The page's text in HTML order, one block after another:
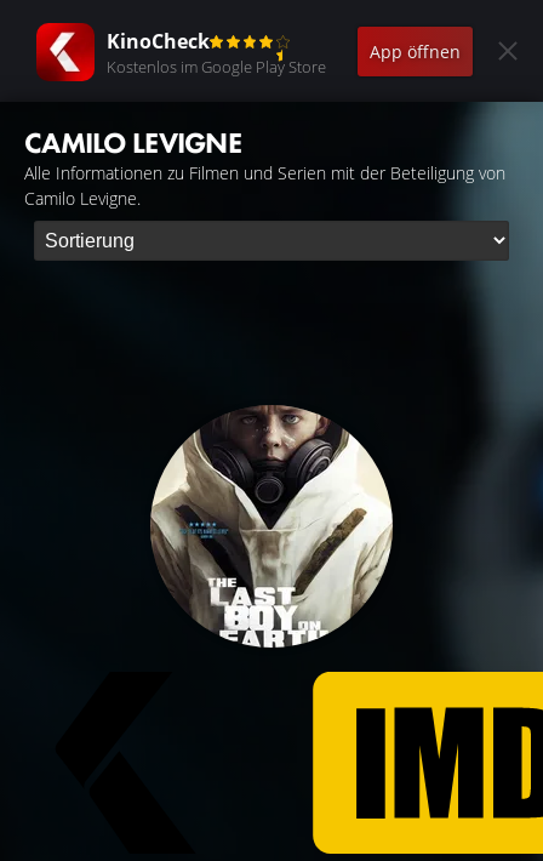
KinoCheck
Kostenlos im Google Play Store
App öffnen
CAMILO LEVIGNE
Alle Informationen zu Filmen und Serien mit der Beteiligung von
Camilo Levigne.